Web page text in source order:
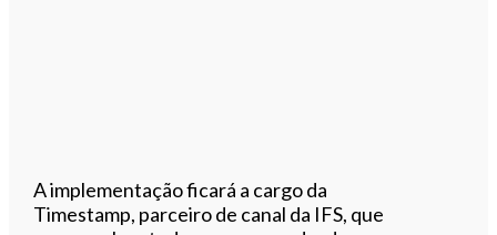
A implementação ficará a cargo da
Timestamp, parceiro de canal da IFS, que